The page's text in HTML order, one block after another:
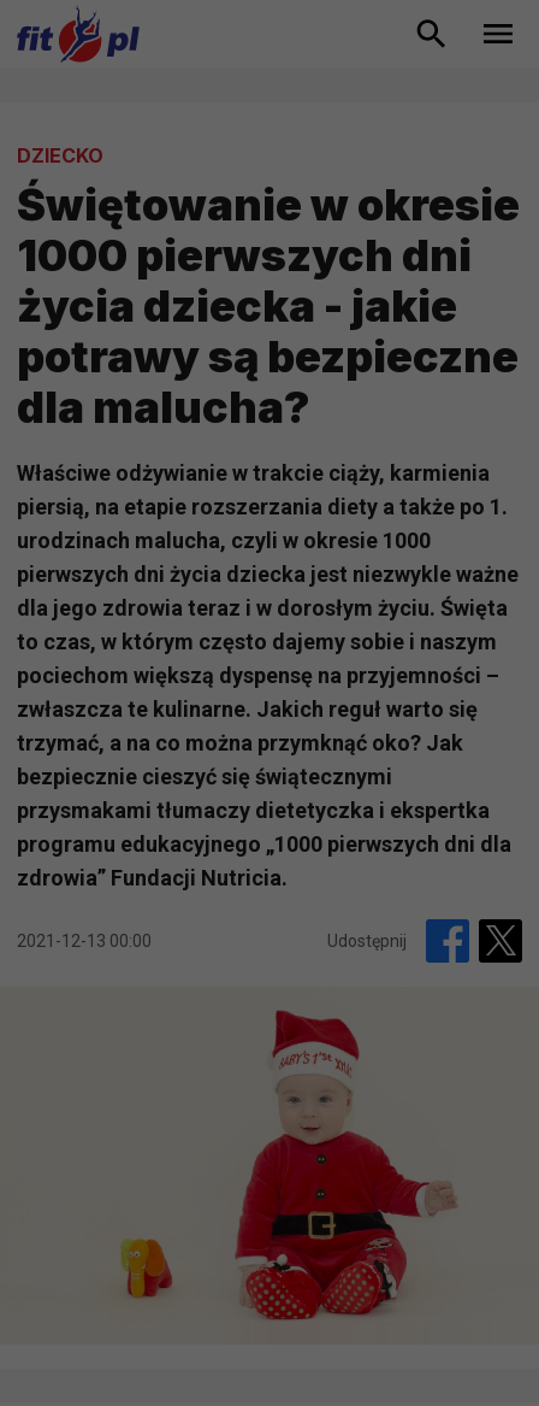
DZIECKO
Świętowanie w okresie
1000 pierwszych dni
życia dziecka - jakie
potrawy są bezpieczne
dla malucha?
Właściwe odżywianie w trakcie ciąży, karmienia
piersią, na etapie rozszerzania diety a także po 1.
urodzinach malucha, czyli w okresie 1000
pierwszych dni życia dziecka jest niezwykle ważne
dla jego zdrowia teraz i w dorosłym życiu. Święta
to czas, w którym często dajemy sobie i naszym
pociechom większą dyspensę na przyjemności –
zwłaszcza te kulinarne. Jakich reguł warto się
trzymać, a na co można przymknąć oko? Jak
bezpiecznie cieszyć się świątecznymi
przysmakami tłumaczy dietetyczka i ekspertka
programu edukacyjnego „1000 pierwszych dni dla
zdrowia” Fundacji Nutricia.
2021-12-13 00:00 Udostępnij